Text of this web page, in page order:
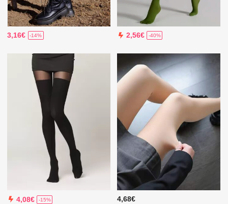
3,16€ -14% 2,56€ -40%
4,08€ -15% 4,68€